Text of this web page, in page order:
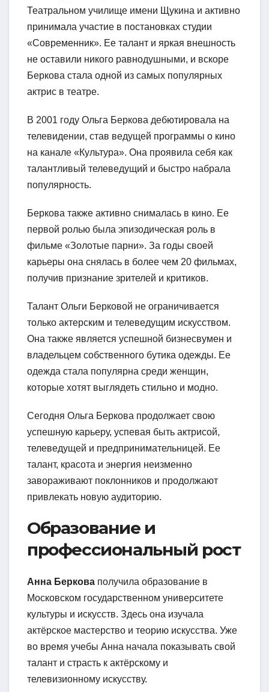
Театральном училище имени Щукина и активно
принимала участие в постановках студии
«Современник». Ее талант и яркая внешность
не оставили никого равнодушными, и вскоре
Беркова стала одной из самых популярных
актрис в театре.
В 2001 году Ольга Беркова дебютировала на
телевидении, став ведущей программы о кино
на канале «Культура». Она проявила себя как
талантливый телеведущий и быстро набрала
популярность.
Беркова также активно снималась в кино. Ее
первой ролью была эпизодическая роль в
фильме «Золотые парни». За годы своей
карьеры она снялась в более чем 20 фильмах,
получив признание зрителей и критиков.
Талант Ольги Берковой не ограничивается
только актерским и телеведущим искусством.
Она также является успешной бизнесвумен и
владельцем собственного бутика одежды. Ее
одежда стала популярна среди женщин,
которые хотят выглядеть стильно и модно.
Сегодня Ольга Беркова продолжает свою
успешную карьеру, успевая быть актрисой,
телеведущей и предпринимательницей. Ее
талант, красота и энергия неизменно
завораживают поклонников и продолжают
привлекать новую аудиторию.
Образование и
профессиональный рост
Анна Беркова получила образование в
Московском государственном университете
культуры и искусств. Здесь она изучала
актёрское мастерство и теорию искусства. Уже
во время учебы Анна начала показывать свой
талант и страсть к актёрскому и
телевизионному искусству.